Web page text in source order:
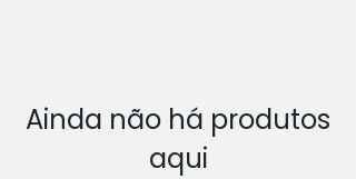
Ainda não há produtos
aqui